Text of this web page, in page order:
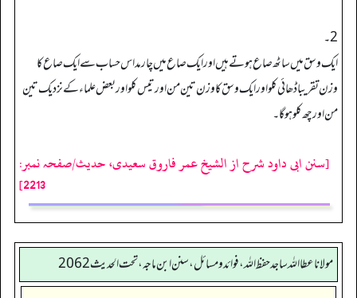
2۔
ایک وسق میں ساٹھ صاع ہوتے ہیں اور ایک صاع میں چار مد اس حساب سے ایک صاع کا
وزن تقریبا ڈھائی کلو اور ایک وسق کا وزن تین من اور تیس کلو اور بعض علماء کے نزدیک تین
من اور چھ کلو ہوگا۔
[سنن ابی داود شرح از الشیخ عمر فاروق سعیدی، حدیث/صفحہ نمبر:
2213]
مولانا عطا الله ساجد حفظ الله، فوائد و مسائل، سنن ابن ماجه، تحت الحديث2062